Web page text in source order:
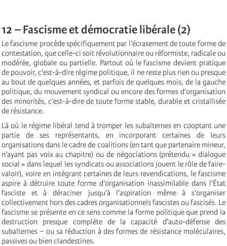
12 – Fascisme et démocratie libérale (2)
Le fascisme procède spécifiquement par l’écrasement de toute forme de
contestation, que celle-ci soit révolutionnaire ou réformiste, radicale ou
modérée, globale ou partielle. Partout où le fascisme devient pratique
de pouvoir, c’est-à-dire régime politique, il ne reste plus rien ou presque
au bout de quelques années, et parfois de quelques mois, de la gauche
politique, du mouvement syndical ou encore des formes d’organisation
des minorités, c’est-à-dire de toute forme stable, durable et cristallisée
de résistance.
Là où le régime libéral tend à tromper les subalternes en cooptant une
partie de ses représentants, en incorporant certaines de leurs
organisations dans le cadre de coalitions (en tant que partenaire mineur,
n’ayant pas voix au chapitre) ou de négociations (prétendu « dialogue
social » dans lequel les syndicats ou associations jouent le rôle de faire-
valoir), voire en intégrant certaines de leurs revendications, le fascisme
aspire à détruire toute forme d’organisation inassimilable dans l’État
fasciste et à déraciner jusqu’à l’aspiration même à s’organiser
collectivement hors des cadres organisationnels fascistes ou fascisés. Le
fascisme se présente en ce sens comme la forme politique que prend la
destruction presque complète de la capacité d’auto-défense des
subalternes – ou sa réduction à des formes de résistance moléculaires,
passives ou bien clandestines.